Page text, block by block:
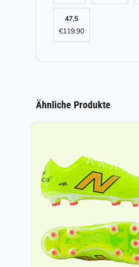
47,5
€119.90
Ähnliche Produkte